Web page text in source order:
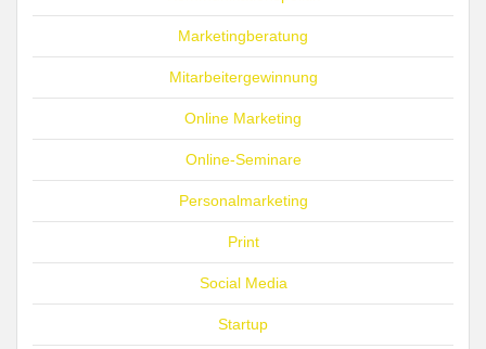
Marketingberatung
Mitarbeitergewinnung
Online Marketing
Online-Seminare
Personalmarketing
Print
Social Media
Startup